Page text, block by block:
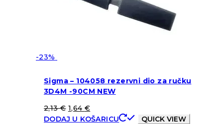
-23%
Sigma – 104058 rezervni dio za ručku
3D4M -90CM NEW
2,13€ 1,64 €
DODAJ U KOŠARICU
QUICK VIEW